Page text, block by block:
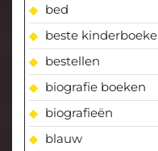
bed
beste
bestellen
biografie boeken
biografieën
blauw